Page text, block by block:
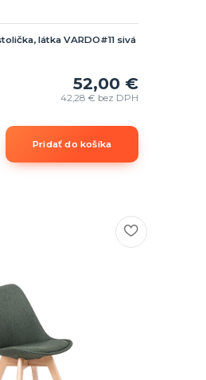
látka VARDO#11 sivá
52,00 €
42,28 € bez DPH
Pridať do košíka